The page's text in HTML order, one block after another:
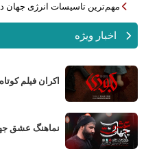
مهم‌ترین تاسیسات انرژی جهان
اخبار ویژه
اکران فیلم
نماهنگ عشق